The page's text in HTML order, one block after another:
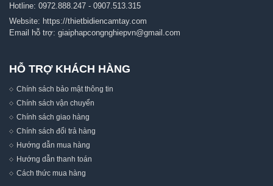
Hotline: 0972.888.247 - 0907.513.315
Website: https://thietbidiencamtay.com
Email hỗ trợ: giaiphapcongnghiepvn@gmail.com
HỖ TRỢ KHÁCH HÀNG
Chính sách bảo mật thông tin
Chính sách vận chuyển
Chính sách giao hàng
Chính sách đổi trả hàng
Hướng dẫn mua hàng
Hướng dẫn thanh toán
Cách thức mua hàng